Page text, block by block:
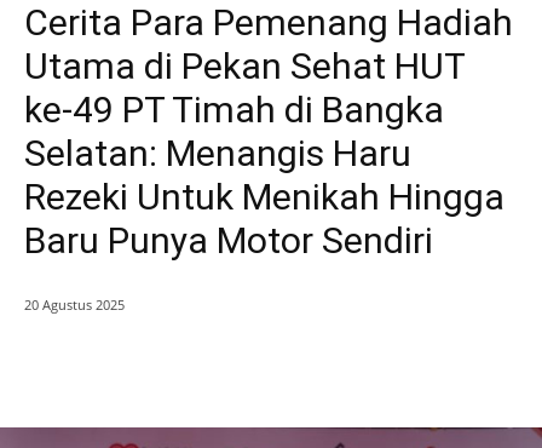
Cerita Para Pemenang Hadiah
Utama di Pekan Sehat HUT
ke-49 PT Timah di Bangka
Selatan: Menangis Haru
Rezeki Untuk Menikah Hingga
Baru Punya Motor Sendiri
20 Agustus 2025